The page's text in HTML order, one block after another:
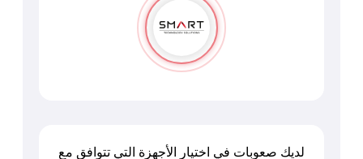
لديك صعوبات في اختيار الأجهزة التي تتوافق مع